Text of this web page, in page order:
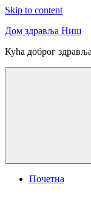
Skip to content
Дом здравља Ниш
Кућа доброг
Почетна